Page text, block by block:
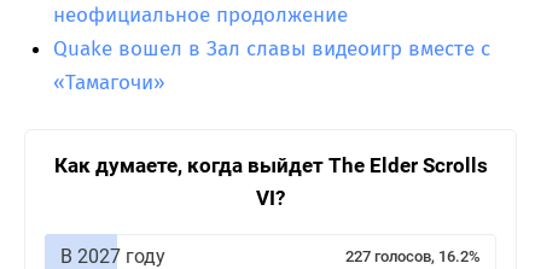
неофициальное продолжение
Quake вошел в Зал славы видеоигр вместе с
«Тамагочи»
Как думаете, когда выйдет The Elder Scrolls
VI?
В 2027 году 227 голосов, 16.2%